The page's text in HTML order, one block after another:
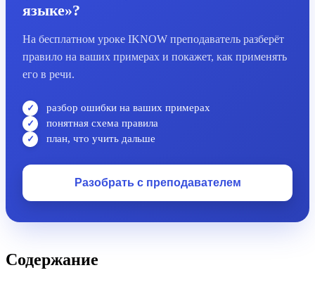
языке»?
На бесплатном уроке IKNOW преподаватель разберёт
правило на ваших примерах и покажет, как применять
его в речи.
разбор ошибки на ваших примерах
понятная схема правила
план, что учить дальше
Разобрать с преподавателем
Содержание